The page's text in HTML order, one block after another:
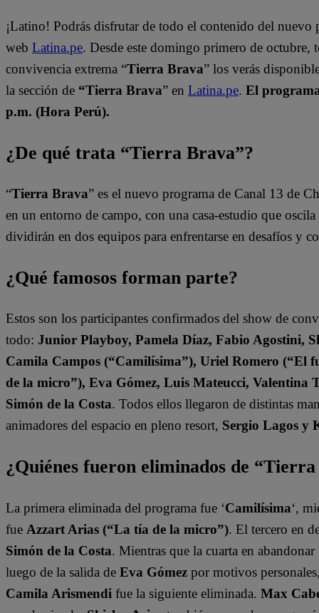
¡Latino! Podrás disfrutar de todo el contenido del nuevo
web Latina.pe. Desde este domingo primero de
convivencia extrema “Tierra Brava” los verás
la sección de “Tierra Brava” en Latina.pe. El
p.m. (Hora Perú).
¿De qué trata “Tierra Brava”?
“Tierra Brava” es el nuevo programa de Canal 13 de
en un entorno de campo, con una casa-estudio que
dividirán en dos equipos para enfrentarse en desafíos y
¿Qué famosos forman parte?
Estos son los participantes confirmados del show de
todo: Junior Playboy, Pamela Díaz, Fabio Agostini,
Camila Campos (“Camilísima”), Uriel Romero (“El
de la micro”), Eva Gómez, Luis Mateucci, Valentina
Simón de la Costa. Todos ellos llegaron de distintas
animadores del espacio en pleno resort, Sergio Lagos y
¿Quiénes fueron eliminados de
La primera eliminada del programa fue ‘Camilísima‘,
fue Azzart Arias (“La tía de la micro”). El tercero en
Simón de la Costa. Mientras que la cuarta en abandonar
luego de la salida de Eva Gómez por motivos
Camila Arismendi fue la siguiente eliminada. Max